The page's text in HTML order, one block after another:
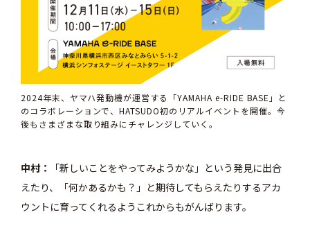
2024年末、ヤマハ発動機が運営する「YAMAHA e-RIDE BASE」と
のコラボレーションで、HATSUDO初のリアルイベントを開催。今
後もさまざまな取り組みにチャレンジしていく。
中村
「新しいことをやってみようかな」という発見に出合
えたり、「何かあるかも？」と期待してもらえたりするアカ
ウントに育ってくれるようこれからもがんばります。